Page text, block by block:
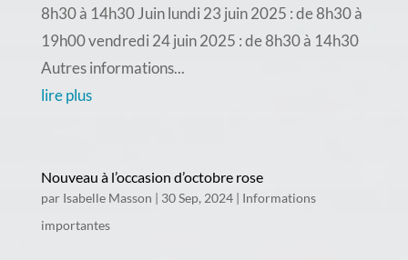
8h30 à 14h30 Juin lundi 23 juin 2025 : de 8h30 à
19h00 vendredi 24 juin 2025 : de 8h30 à 14h30
Autres informations...
lire plus
Nouveau à l’occasion d’octobre rose
par Isabelle Masson | 30 Sep, 2024| Informations
importantes